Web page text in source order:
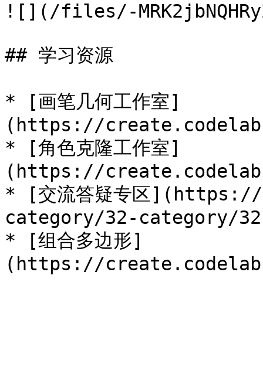
![](/files/-
## 学习资源
* [画笔几何工作室]
(https://
* [角色克隆工作室]
(https://
* [交流答疑专区
category/32-category/
* [组合多边形]